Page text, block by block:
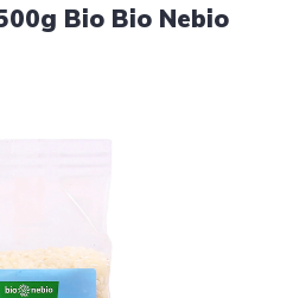
Bio Bio Nebio